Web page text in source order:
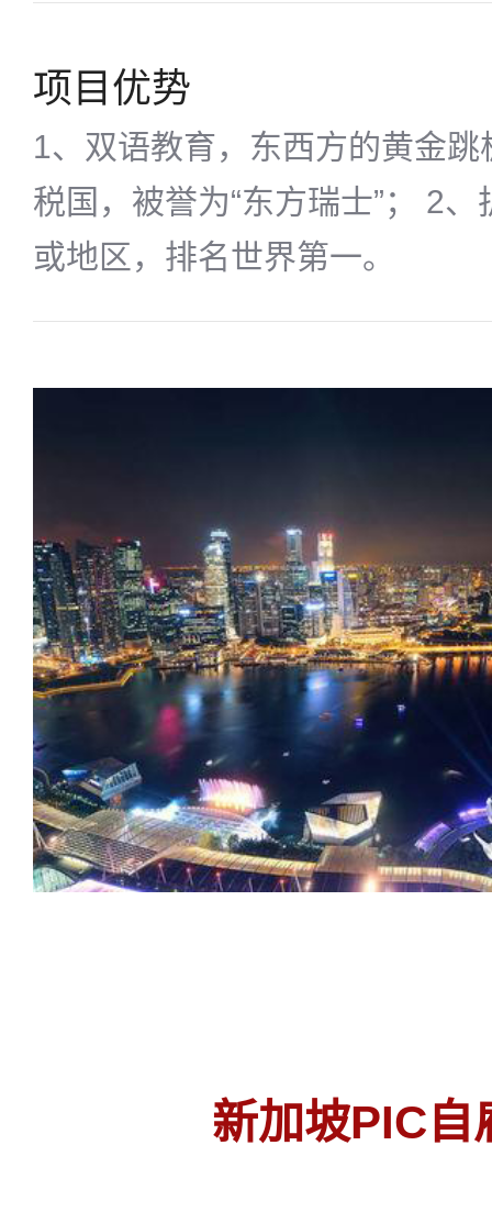
项目优势
1、双语教育，东西方的黄金
税国，被誉为“东方瑞士”； 2
或地区，排名世界第一。
新加坡PIC自